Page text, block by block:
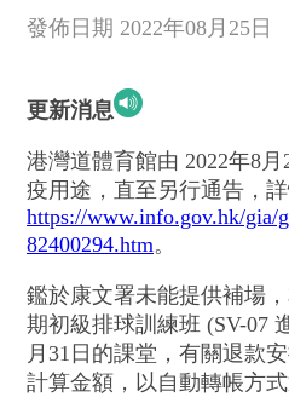
發佈日期 2022年08月25日
更新消息
港灣道體育館由 2022年8
疫用途，直至另行通告，詳
https://www.info.gov.hk/gia/
82400294.htm。
鑑於康文署未能提供補場
期初級排球訓練班 (SV-07
月31日的課堂，有關退款
計算金額，以自動轉帳方式